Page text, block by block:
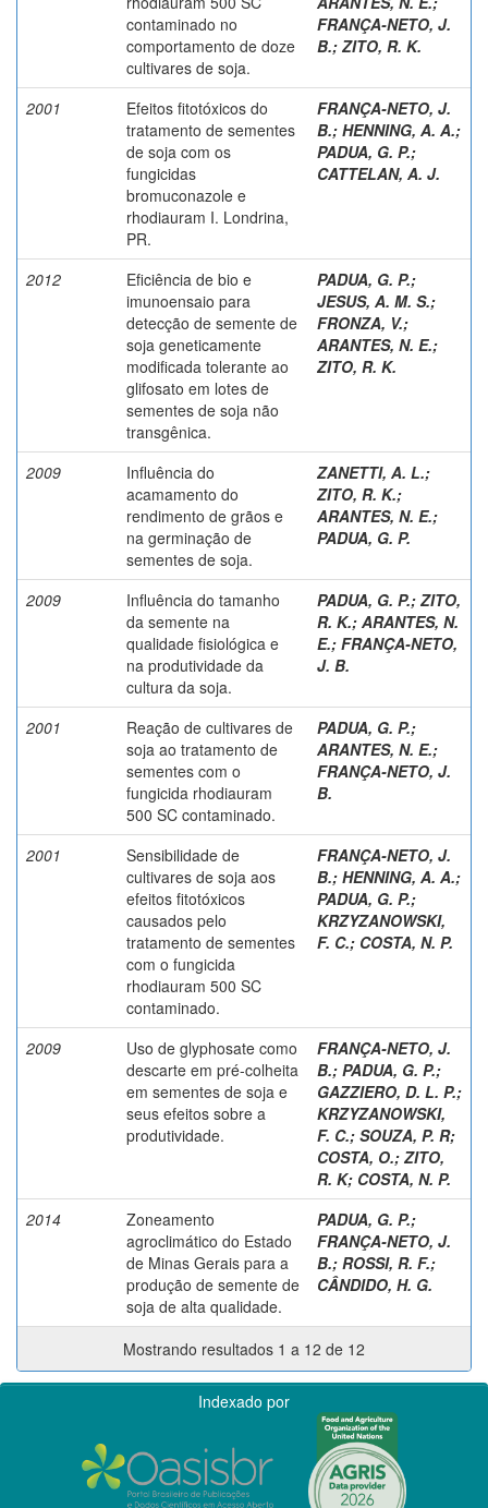
contaminado no
comportamento de doze
cultivares de soja.
FRANÇA-NETO, J.
B.; ZITO, R. K.
2001
Efeitos fitotóxicos do
tratamento de sementes
de soja com os
fungicidas
bromuconazole e
rhodiauram I. Londrina,
PR.
FRANÇA-NETO, J.
B.; HENNING, A. A.;
PADUA, G. P.;
CATTELAN, A. J.
2012
Eficiência de bio e
imunoensaio para
detecção de semente de
soja geneticamente
modificada tolerante ao
glifosato em lotes de
sementes de soja não
transgênica.
PADUA, G. P.;
JESUS, A. M. S.;
FRONZA, V.;
ARANTES, N. E.;
ZITO, R. K.
2009
Influência do
acamamento do
rendimento de grãos e
na germinação de
sementes de soja.
ZANETTI, A. L.;
ZITO, R. K.;
ARANTES, N. E.;
PADUA, G. P.
2009
Influência do tamanho
da semente na
qualidade fisiológica e
na produtividade da
cultura da soja.
PADUA, G. P.; ZITO,
R. K.; ARANTES, N.
E.; FRANÇA-NETO,
J. B.
2001
Reação de cultivares de
soja ao tratamento de
sementes com o
fungicida rhodiauram
500 SC contaminado.
PADUA, G. P.;
ARANTES, N. E.;
FRANÇA-NETO, J.
B.
2001
Sensibilidade de
cultivares de soja aos
efeitos fitotóxicos
causados pelo
tratamento de sementes
com o fungicida
rhodiauram 500 SC
contaminado.
FRANÇA-NETO, J.
B.; HENNING, A. A.;
PADUA, G. P.;
KRZYZANOWSKI,
F. C.; COSTA, N. P.
2009
Uso de glyphosate como
descarte em pré-colheita
em sementes de soja e
seus efeitos sobre a
produtividade.
FRANÇA-NETO, J.
B.; PADUA, G. P.;
GAZZIERO, D. L. P.;
KRZYZANOWSKI,
F. C.; SOUZA, P. R;
COSTA, O.; ZITO,
R. K; COSTA, N. P.
2014
Zoneamento
agroclimático do Estado
de Minas Gerais para a
produção de semente de
soja de alta qualidade.
PADUA, G. P.;
FRANÇA-NETO, J.
B.; ROSSI, R. F.;
CÂNDIDO, H. G.
Mostrando resultados 1 a 12 de 12
Indexado por